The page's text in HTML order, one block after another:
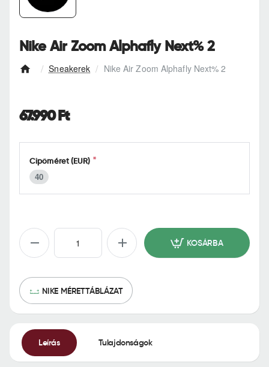
e
Sneakerek Nike Air Zoom Alphafly Next% 2
Nike Air Zoom Alphafly Next% 2
67.990 Ft
Cipőméret (EUR)
40
KOSÁRBA
NIKE MÉRETTÁBLÁZAT
Leírás Tulajdonságok